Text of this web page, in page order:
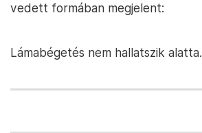
vedett formában megjelent:
Lámabégetés nem hallatszik alatta.